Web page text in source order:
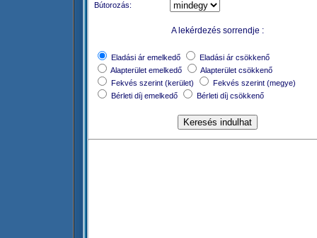
Bútorozás:
A lekérdezés sorrendje :
Eladási ár emelkedő
Eladási ár csökkenő
Alapterület emelkedő
Alapterület csökkenő
Fekvés szerint (kerület)
Fekvés szerint (megye)
Bérleti díj emelkedő
Bérleti díj csökkenő